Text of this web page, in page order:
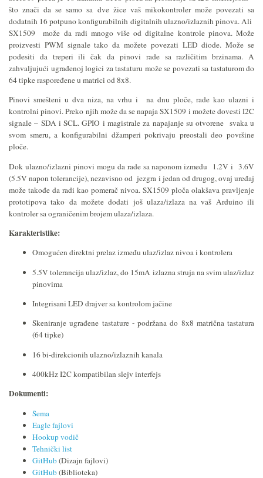
što znači da se samo sa dve žice vaš mikokontroler može povezati sa
dodatnih 16 potpuno konfigurabilnih digitalnih ulazno/izlaznih pinova. Ali
SX1509 može da radi mnogo više od digitalne kontrole pinova. Može
proizvesti PWM signale tako da možete povezati LED diode. Može se
podesiti da treperi ili čak da pinovi rade sa različitim brzinama. A
zahvaljujući ugrađenoj logici za tastaturu može se povezati sa tastaturom do
64 tipke raspoređene u matrici od 8x8.
Pinovi smešteni u dva niza, na vrhu i na dnu ploče, rade kao ulazni i
kontrolni pinovi. Preko njih može da se napaja SX1509 i možete dovesti I2C
signale – SDA i SCL. GPIO i magistrale za napajanje su otvorene svaka u
svom smeru, a konfigurabilni džamperi pokrivaju preostali deo površine
ploče.
Dok ulazno/izlazni pinovi mogu da rade sa naponom između 1.2V i 3.6V
(5.5V napon tolerancije), nezavisno od jezgra i jedan od drugog, ovaj uređaj
može takođe da radi kao pomerač nivoa. SX1509 ploča olakšava pravljenje
prototipova tako da možete dodati još ulaza/izlaza na vaš Arduino ili
kontroler sa ograničenim brojem ulaza/izlaza.
Karakteristike:
Omogućen direktni prelaz između ulaz/izlaz nivoa i kontrolera
5.5V tolerancija ulaz/izlaz, do 15mA izlazna struja na svim ulaz/izlaz
pinovima
Integrisani LED drajver sa kontrolom jačine
Skeniranje ugrađene tastature - podržana do 8x8 matrična tastatura
(64 tipke)
16 bi-direkcionih ulazno/izlaznih kanala
400kHz I2C kompatibilan slejv interfejs
Dokumenti:
Šema
Eagle fajlovi
Hookup vodič
Tehnički list
GitHub(Dizajn fajlovi)
GitHub(Biblioteka)